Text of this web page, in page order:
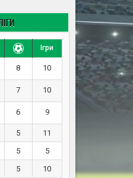
Ігри
8 10
7 10
6 9
5
11
5
5
5 10